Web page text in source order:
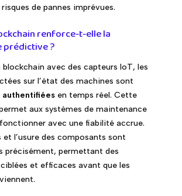
de pannes imprévues.
renforce-t-elle la
prédictive ?
blockchain avec des capteurs IoT, les
sur l’état des machines sont
authentifiéesen temps réel. Cette
aux systèmes de maintenance
avec une fiabilité accrue.
et l’usure des composants sont
précisément, permettant des
et efficaces avant que les